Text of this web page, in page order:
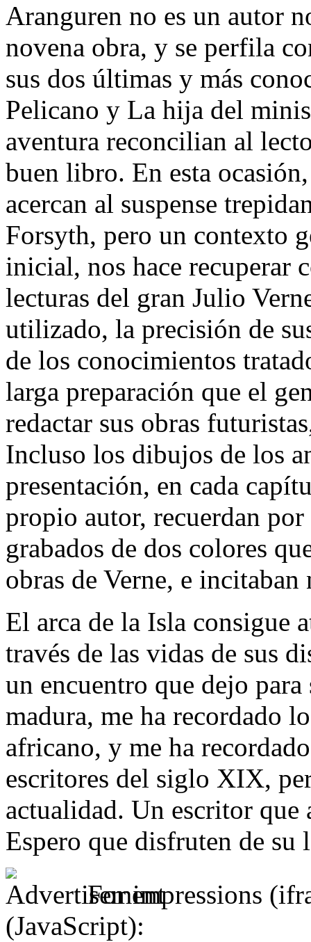
Aranguren no es un autor
novena obra, y se perfila
sus dos últimas y más
Pelicano y La hija del
aventura reconcilian al
buen libro. En esta
acercan al suspense
Forsyth, pero un contexto
inicial, nos hace recuperar
lecturas del gran Julio
utilizado, la precisión de
de los conocimientos
larga preparación que el
redactar sus obras
Incluso los dibujos de los
presentación, en cada
propio autor, recuerdan
grabados de dos colores
obras de Verne, e
El arca de la Isla consigue
través de las vidas de sus
un encuentro que dejo
madura, me ha recordado
africano, y me ha
escritores del siglo XIX,
actualidad. Un escritor que
Espero que disfruten de su
For impressions
(JavaScript):